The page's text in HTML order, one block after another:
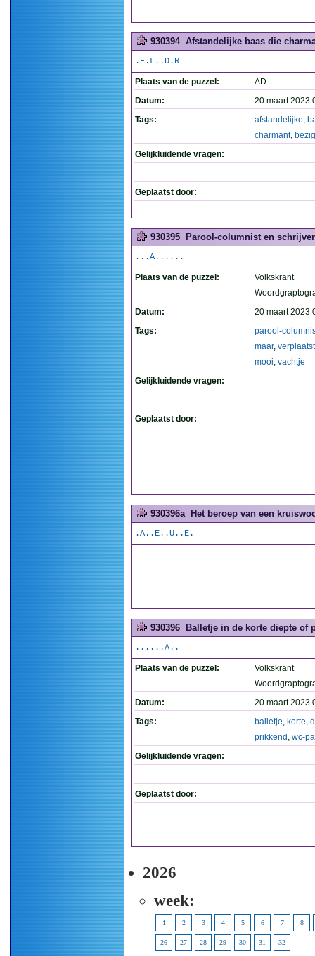
930394 Afstandelijke baas die
.E.L..D.R
Plaats van de puzzel:
AD
Datum:
20 maart 2023
Tags:
afstandelijke,
charmant, bezig
Gelijkluidende vragen:
Geplaatst door:
930395 Parool-columnist en
...A......
Plaats van de puzzel:
Volkskrant
Datum:
20 maart 2023
Tags:
parool-
maar, verplaatst
mooi, vachtje
Gelijkluidende vragen:
Geplaatst door:
930396a Het beroep van een
.A..E..U..E.
930396 Balletje in de korte diepte of
......A..
Plaats van de puzzel:
Volkskrant
Datum:
20 maart 2023
Tags:
balletje, korte,
prikkend , wc-
Gelijkluidende vragen:
Geplaatst door:
2026
week:
1 2 3 4 5 6 7 8
26 27 28 29 30 31 32